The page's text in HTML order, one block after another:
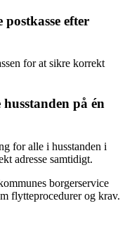
efter
for at sikre korrekt
på én
for alle i husstanden i
adresse samtidigt.
borgerservice
flytteprocedurer og krav.